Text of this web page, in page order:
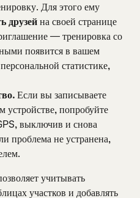
Для этого ему
друзей на своей странице
— тренировка со
появится в вашем
статистике,
Если вы записываете
устройстве, попробуйте
выключив и снова
проблема не устранена,
учитывать
участков и добавлять